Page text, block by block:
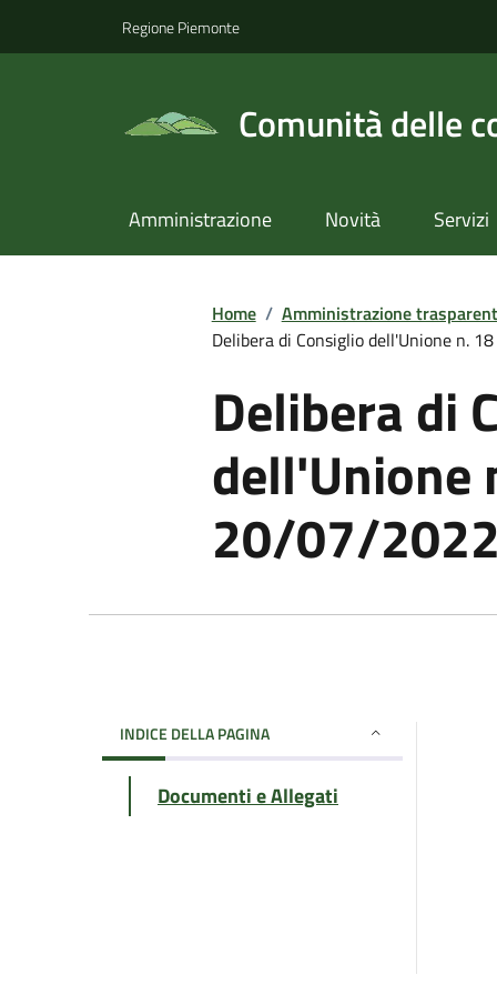
Regione Piemonte
Comunità delle
Amministrazione Novità Servizi
Home / Amministrazione
Delibera di Consiglio dell'Unione n.
Delibera di
dell'Unione
20/07/2022
INDICE DELLA PAGINA
Documenti e Allegati